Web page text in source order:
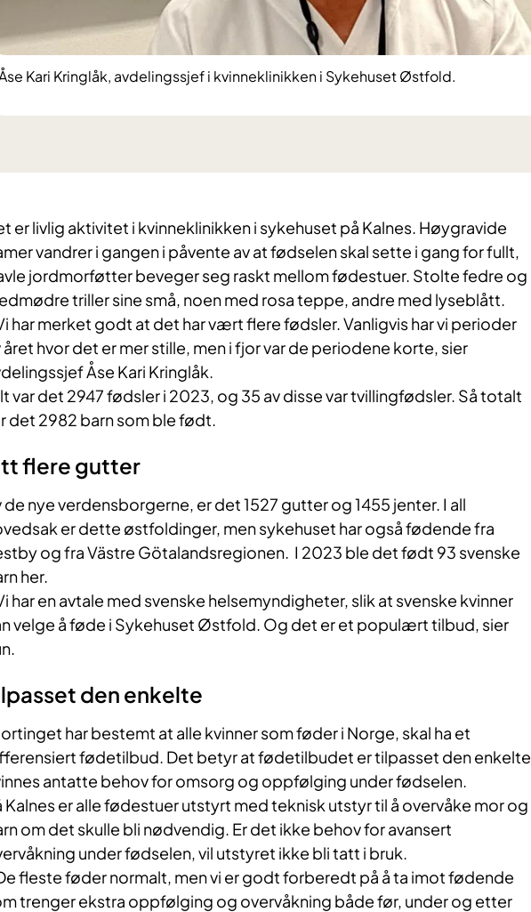
Kari Kringlåk, avdelingssjef i kvinneklinikken i Sykehuset Østfold.
er livlig aktivitet i kvinneklinikken i sykehuset på Kalnes. Høygravide
vandrer i gangen i påvente av at fødselen skal sette i gang for fullt,
jordmorføtter beveger seg raskt mellom fødestuer. Stolte fedre og
triller sine små, noen med rosa teppe, andre med lyseblått.
har merket godt at det har vært flere fødsler. Vanligvis har vi perioder
året hvor det er mer stille, men i fjor var de periodene korte, sier
Åse Kari Kringlåk.
var det 2947 fødsler i 2023, og 35 av disse var tvillingfødsler. Så totalt
det 2982 barn som ble født.
flere gutter
de nye verdensborgerne, er det 1527 gutter og 1455 jenter. I all
er dette østfoldinger, men sykehuset har også fødende fra
og fra Västre Götalandsregionen. I 2023 ble det født 93 svenske
her.
har en avtale med svenske helsemyndigheter, slik at svenske kvinner
velge å føde i Sykehuset Østfold. Og det er et populært tilbud, sier
den enkelte
har bestemt at alle kvinner som føder i Norge, skal ha et
fødetilbud. Det betyr at fødetilbudet er tilpasset den enkelte
antatte behov for omsorg og oppfølging under fødselen.
Kalnes er alle fødestuer utstyrt med teknisk utstyr til å overvåke mor og
om det skulle bli nødvendig. Er det ikke behov for avansert
under fødselen, vil utstyret ikke bli tatt i bruk.
fleste føder normalt, men vi er godt forberedt på å ta imot fødende
trenger ekstra oppfølging og overvåkning både før, under og etter